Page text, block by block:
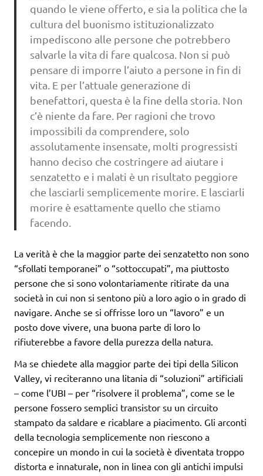
quando le viene offerto, e sia la politica che la
cultura del buonismo istituzionalizzato
impediscono alle persone che potrebbero
salvarle la vita di fare qualcosa. Non si può
pensare di imporre l’aiuto a persone in fin di
vita. E per l’attuale generazione di
benefattori, questa è la fine della storia. Non
c’è niente da fare. Per ragioni che trovo
impossibili da comprendere, solo
assolutamente insensate, molti progressisti
hanno deciso che costringere ad aiutare i
senzatetto e i malati è un risultato peggiore
che lasciarli semplicemente morire. E lasciarli
morire è esattamente quello che stiamo
facendo.
La verità è che la maggior parte dei senzatetto non sono
“sfollati temporanei” o “sottoccupati”, ma piuttosto
persone che si sono volontariamente ritirate da una
società in cui non si sentono più a loro agio o in grado di
navigare. Anche se si offrisse loro un “lavoro” e un
posto dove vivere, una buona parte di loro lo
rifiuterebbe a favore della purezza della natura.
Ma se chiedete alla maggior parte dei tipi della Silicon
Valley, vi reciteranno una litania di “soluzioni” artificiali
– come l’UBI – per “risolvere il problema”, come se le
persone fossero semplici transistor su un circuito
stampato da saldare e ricablare a piacimento. Gli arconti
della tecnologia semplicemente non riescono a
concepire un mondo in cui la società è diventata troppo
distorta e innaturale, non in linea con gli antichi impulsi